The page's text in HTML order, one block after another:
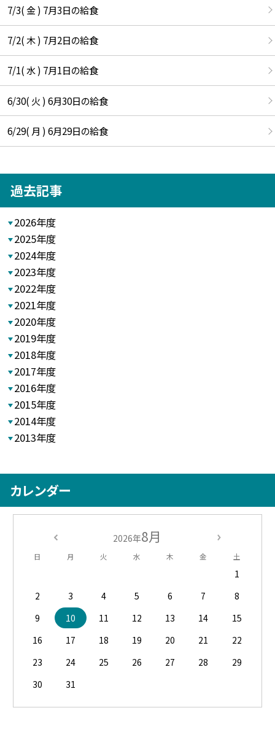
7/3( 金 ) 7月3日の給食
7/2( 木 ) 7月2日の給食
7/1( 水 ) 7月1日の給食
6/30( 火 ) 6月30日の給食
6/29( 月 ) 6月29日の給食
過去記事
2026年度
2025年度
2024年度
2023年度
2022年度
2021年度
2020年度
2019年度
2018年度
2017年度
2016年度
2015年度
2014年度
2013年度
カレンダー
2026年8月
日 月 火 水 木 金 土
1
2
3 4 5 6 7
8
9
10 11 12 13 14
15
16
17 18 19 20 21
22
23
24 25 26 27 28
29
30
31